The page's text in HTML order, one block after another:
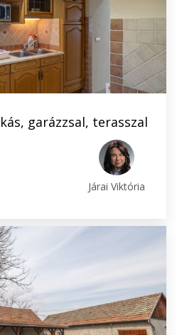
garázzsal, terasszal
Járai Viktória